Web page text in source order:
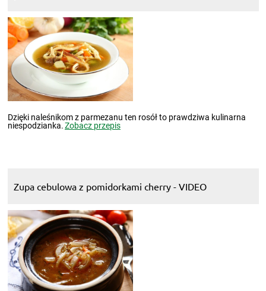
Dzięki naleśnikom z parmezanu ten rosół to prawdziwa kulinarna
niespodzianka.Zobacz przepis
Zupa cebulowa z pomidorkami cherry - VIDEO